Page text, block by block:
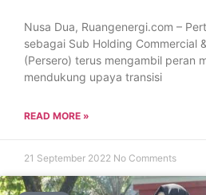
Nusa Dua, Ruangenergi.com –
sebagai Sub Holding Commercial
(Persero) terus mengambil peran
mendukung upaya transisi
READ MORE »
21 September 2022 No Comments